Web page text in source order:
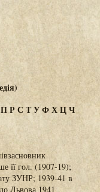
ПР СТУФХЦЧ
її гол. (1907-19);
ЗУНР; 1939-41 в
Львова 1941